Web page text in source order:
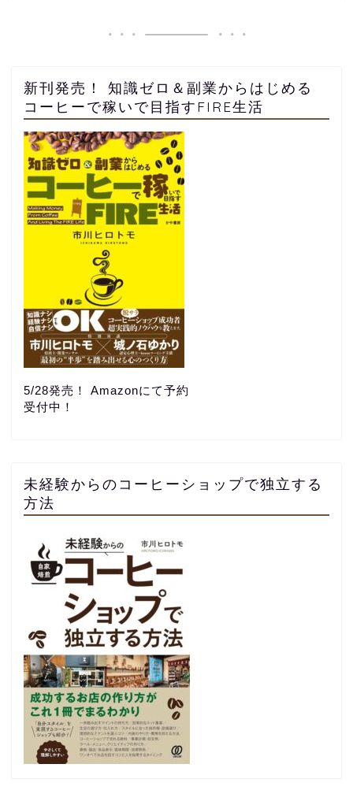
新刊発売！ 知識ゼロ＆副業からはじめる
コーヒーで稼いで目指すFIRE生活
5/28発売！ Amazonにて予約
受付中！
未経験からのコーヒーショップで独立する
方法